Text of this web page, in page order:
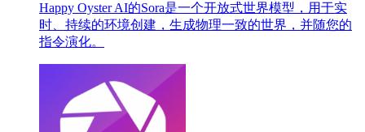
Happy Oyster AI的Sora是一个开放式世界模型，用于实
时、持续的环境创建，生成物理一致的世界，并随您的
指令演化。